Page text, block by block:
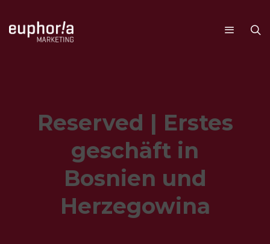
Reserved | Erstes
geschäft in
Bosnien und
Herzegowina